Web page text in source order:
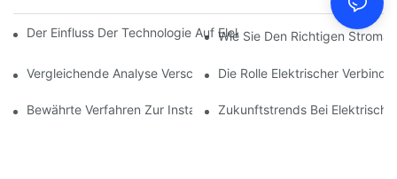
Der Einfluss Der Technologie Auf Elektrische Verbindungen In
Wie Sie Den Richtigen
Vergleichende Analyse Verschiedener Arten Von Elektrischen
Die Rolle Elektrischer
Bewährte Verfahren Zur Instandhaltung Elektrischer
Zukunftstrends Bei